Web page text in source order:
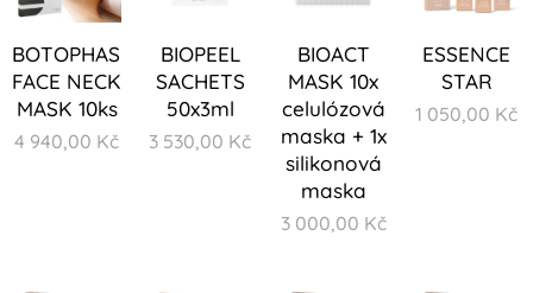
BOTOPHASE
FACE NECK
MASK 10ks
4 940,00 Kč
BIOPEEL
SACHETS
50x3ml
3 530,00 Kč
BIOACT
MASK 10x
celulózová
maska + 1x
silikonová
maska
3 000,00 Kč
ESSENCE
STAR
1 050,00 Kč